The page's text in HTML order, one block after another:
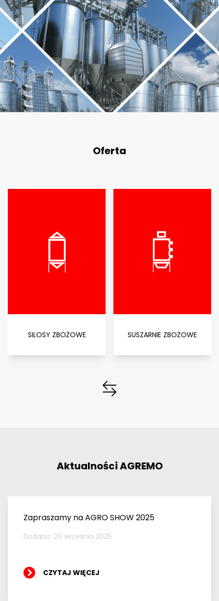
Oferta
SILOSY ZBOŻOWE SUSZARNIE ZBOŻOWE
Aktualności AGREMO
Zapraszamy na AGRO SHOW 2025
Dodano: 20 września 2025
CZYTAJ WIĘCEJ